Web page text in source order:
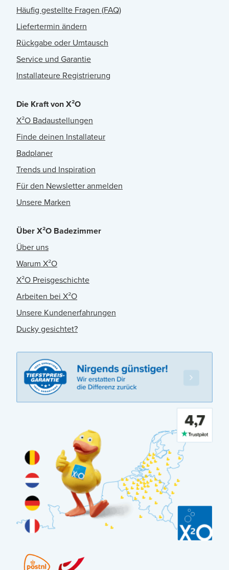
Häufig gestellte Fragen (FAQ)
Liefertermin ändern
Rückgabe oder Umtausch
Service und Garantie
Installateure Registrierung
Die Kraft von X²O
X²O Badaustellungen
Finde deinen Installateur
Badplaner
Trends und Inspiration
Für den Newsletter anmelden
Unsere Marken
Über X²O Badezimmer
Über uns
Warum X²O
X²O Preisgeschichte
Arbeiten bei X²O
Unsere Kundenerfahrungen
Ducky gesichtet?